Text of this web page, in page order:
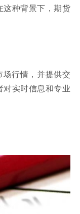
这种背景下，期货
行情，并提供交
实时信息和专业